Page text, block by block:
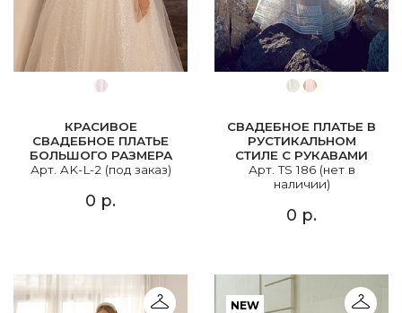
КРАСИВОЕ
СВАДЕБНОЕ ПЛАТЬЕ
БОЛЬШОГО РАЗМЕРА
Арт. AK-L-2 (под заказ)
0 р.
СВАДЕБНОЕ ПЛАТЬЕ В
РУСТИКАЛЬНОМ
СТИЛЕ С РУКАВАМИ
Арт. TS 186 (нет в
наличии)
0 р.
NEW